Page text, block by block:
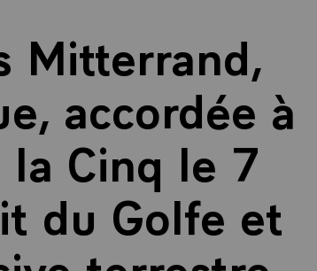
Mitterrand,
accordée à
Cinq le 7
du Golfe et